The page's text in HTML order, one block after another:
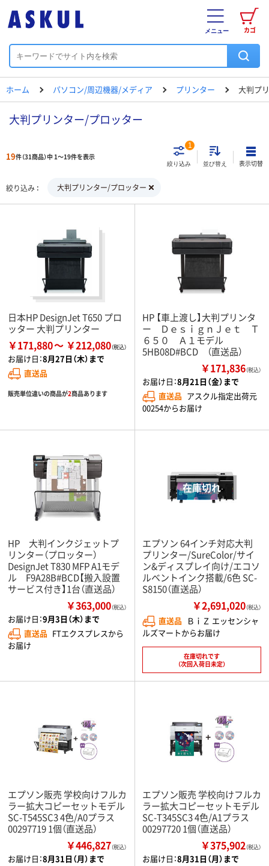
カゴ
メニュー
ホーム パソコン/周辺機器/メディア プリンター 大判プ
大判プリンター/プロッター
19件（31商品）中 1～19件を表示
絞り込み
1
並び替え 表示切替
絞り込み 大判プリンター/プロッター
日本HP DesignJet T650 プロ
ッター 大判プリンター
￥171,880 ￥212,080
お届け日：8月27日（木）まで
直送品
販売単位違いの商品が2商品あります
HP 【車上渡し】大判プリンタ
ー ＤｅｓｉｇｎＪｅｔ Ｔ
６５０ Ａ１モデル
5HB08D#BCD （直送品）
￥171,836（税込）
お届け日：8月21日（金）まで
直送品 アスクル指定出荷元
00254からお届け
HP 大判インクジェットプ
リンター（プロッター）
DesignJet T830 MFP A1モデ
ル F9A28B#BCD【搬入設置
サービス付き】1台（直送品）
￥363,000（税込）
お届け日：9月3日（木）まで
直送品 FTエクスプレスから
お届け
エプソン 64インチ対応大判
プリンター/SureColor/サイ
ン&ディスプレイ向け/エコソ
ルベントインク搭載/6色 SC-
S8150（直送品）
￥2,691,020（税込）
直送品
ＢｉＺ エッセンシャ
ルズマートからお届け
在庫切れです
（次回入荷日未定）
エプソン販売 学校向けフルカ
ラー拡大コピーセットモデル
SC-T545SC3 4色/A0プラス
00297719 1個（直送品）
￥446,827（税込）
お届け日：8月31日（月）まで
エプソン販売 学校向けフルカ
ラー拡大コピーセットモデル
SC-T345SC3 4色/A1プラス
00297720 1個（直送品）
￥375,902（税込）
お届け日：8月31日（月）まで